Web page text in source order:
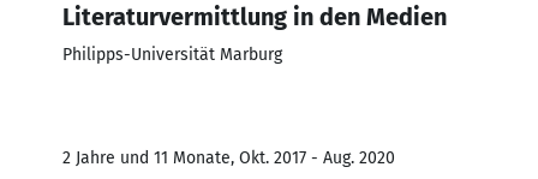
Literaturvermittlung in den Medien
Philipps-Universität Marburg
2 Jahre und 11 Monate, Okt. 2017 - Aug. 2020